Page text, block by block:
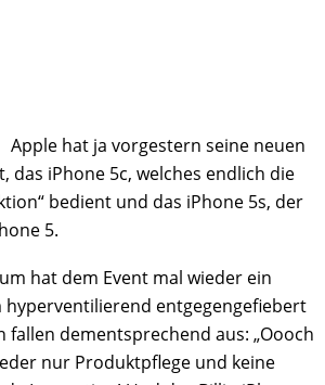
Apple hat ja vorgestern seine neuen
das iPhone 5c, welches endlich die
bedient und das iPhone 5s, der
5.
hat dem Event mal wieder ein
hyperventilierend entgegengefiebert
fallen dementsprechend aus: „Oooch
nur Produktpflege und keine